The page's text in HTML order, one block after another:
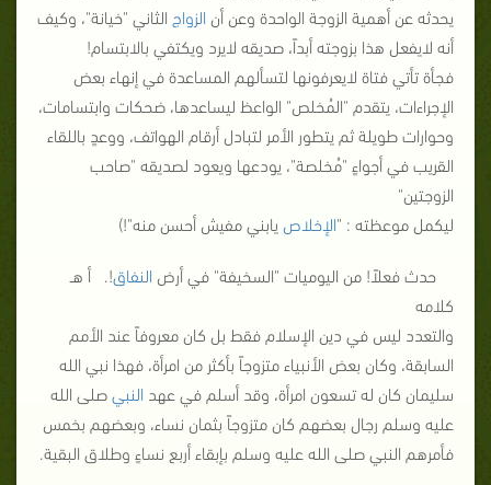
يحدثه عن أهمية الزوجة الواحدة وعن أن الزواج الثاني "خيانة"، وكيف
أنه لايفعل هذا بزوجته أبداً، صديقه لايرد ويكتفي بالابتسام!
فجأة تأتي فتاة لايعرفونها لتسألهم المساعدة في إنهاء بعض
الإجراءات، يتقدم "المُخلص" الواعظ ليساعدها، ضحكات وابتسامات،
وحوارات طويلة ثم يتطور الأمر لتبادل أرقام الهواتف، ووعدٍ باللقاء
القريب في أجواءٍ "مُخلصة"، يودعها ويعود لصديقه "صاحب
الزوجتين"
ليكمل موعظته : "الإخلاص يابني مفيش أحسن منه"!)
حدث فعلاً! من اليوميات "السخيفة" في أرض النفاق!. أ هـ
كلامه
والتعدد ليس في دين الإسلام فقط بل كان معروفاً عند الأمم
السابقة، وكان بعض الأنبياء متزوجاً بأكثر من امرأة، فهذا نبي الله
سليمان كان له تسعون امرأة، وقد أسلم في عهد النبيصلى الله
عليه وسلم رجال بعضهم كان متزوجاً بثمان نساء، وبعضهم بخمس
فأمرهم النبي صلى الله عليه وسلم بإبقاء أربع نساءٍ وطلاق البقية.